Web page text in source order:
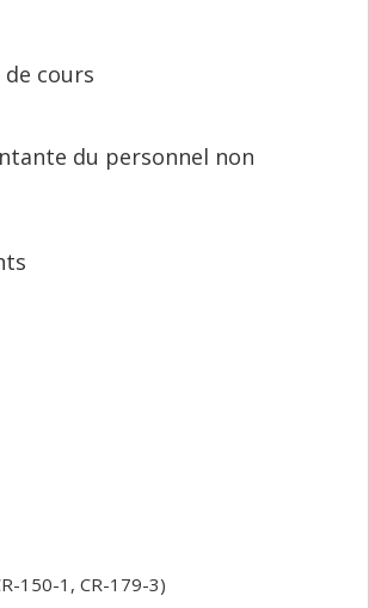
de cours
du personnel non
150-1, CR-179-3)